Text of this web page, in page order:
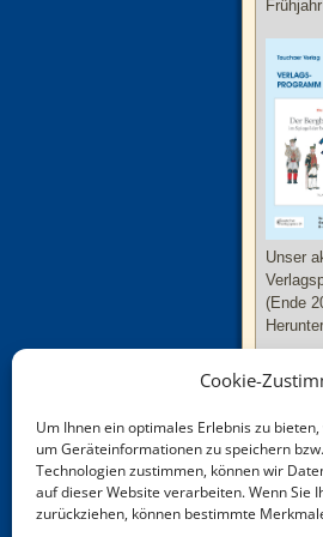
Cookie-
Um Ihnen ein optimales Erlebnis zu
um Geräteinformationen zu speichern
Technologien zustimmen, können wir
auf dieser Website verarbeiten. Wenn Sie
zurückziehen, können bestimmte
Unser
(Ende
Neue